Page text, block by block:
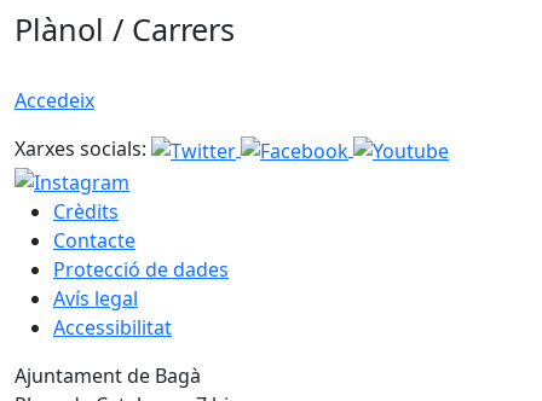
Plànol / Carrers
Accedeix
Xarxes socials:
Crèdits
Contacte
Protecció de dades
Avís legal
Accessibilitat
Ajuntament de Bagà